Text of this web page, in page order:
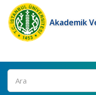
Akademik
Ara